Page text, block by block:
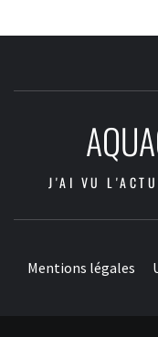
J'AI VU
Mentions légales